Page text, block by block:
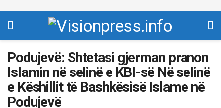
Podujevë: Shtetasi gjerman pranon
Islamin në selinë e KBI-së Në selinë
e Këshillit të Bashkësisë Islame në
Podujevë